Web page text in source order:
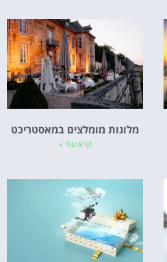
מלונות מומלצים במאסטריכט
קרא עוד »